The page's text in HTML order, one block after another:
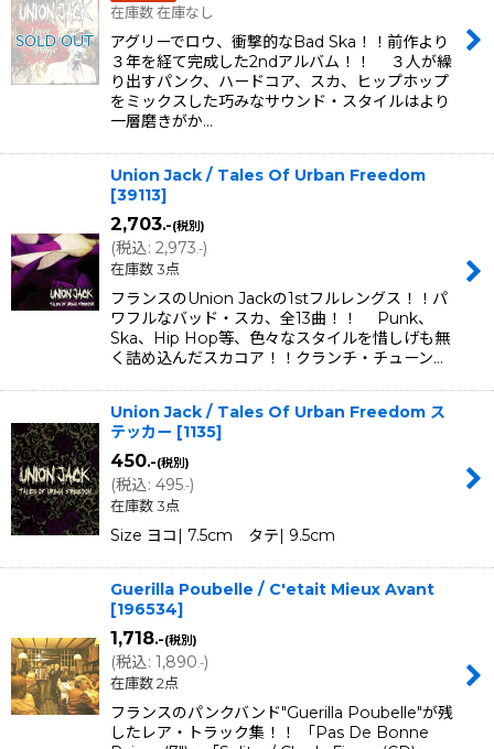
在庫数 在庫なし
アグリーでロウ、衝撃的なBad Ska！！前作より
３年を経て完成した2ndアルバム！！ ３人が繰
り出すパンク、ハードコア、スカ、ヒップホップ
をミックスした巧みなサウンド・スタイルはより
一層磨きがか…
Union Jack / Tales Of Urban Freedom
[39113]
2,703.-(税別)
(税込: 2,973.-)
在庫数 3点
フランスのUnion Jackの1stフルレングス！！パ
ワフルなバッド・スカ、全13曲！！ Punk、
Ska、Hip Hop等、色々なスタイルを惜しげも無
く詰め込んだスカコア！！クランチ・チューン…
Union Jack / Tales Of Urban Freedom ス
テッカー [1135]
450.-(税別)
(税込: 495.-)
在庫数 3点
Size ヨコ| 7.5cm タテ| 9.5cm
Guerilla Poubelle / C'etait Mieux Avant
[196534]
1,718.-(税別)
(税込: 1,890.-)
在庫数 2点
フランスのパンクバンド"Guerilla Poubelle"が残
したレア・トラック集！！ 「Pas De Bonne